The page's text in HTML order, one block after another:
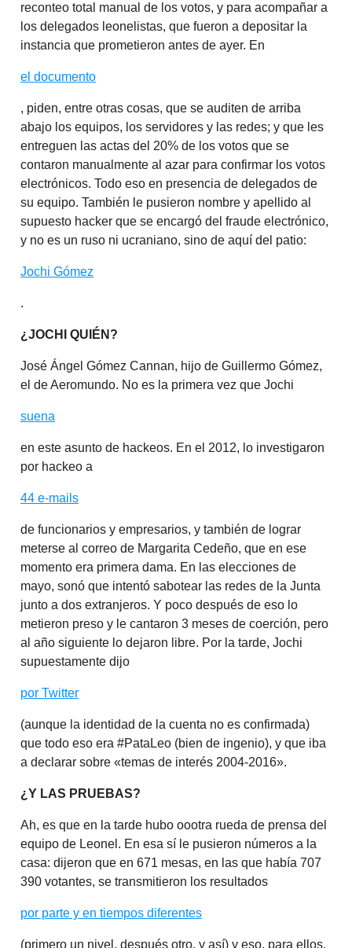
reconteo total manual de los votos, y para acompañar a
los delegados leonelistas, que fueron a depositar la
instancia que prometieron antes de ayer. En
el documento
, piden, entre otras cosas, que se auditen de arriba
abajo los equipos, los servidores y las redes; y que les
entreguen las actas del 20% de los votos que se
contaron manualmente al azar para confirmar los votos
electrónicos. Todo eso en presencia de delegados de
su equipo. También le pusieron nombre y apellido al
supuesto hacker que se encargó del fraude electrónico,
y no es un ruso ni ucraniano, sino de aquí del patio:
Jochi Gómez
.
¿JOCHI QUIÉN?
José Ángel Gómez Cannan, hijo de Guillermo Gómez,
el de Aeromundo. No es la primera vez que Jochi
suena
en este asunto de hackeos. En el 2012, lo investigaron
por hackeo a
44 e-mails
de funcionarios y empresarios, y también de lograr
meterse al correo de Margarita Cedeño, que en ese
momento era primera dama. En las elecciones de
mayo, sonó que intentó sabotear las redes de la Junta
junto a dos extranjeros. Y poco después de eso lo
metieron preso y le cantaron 3 meses de coerción, pero
al año siguiente lo dejaron libre. Por la tarde, Jochi
supuestamente dijo
por Twitter
(aunque la identidad de la cuenta no es confirmada)
que todo eso era #PataLeo (bien de ingenio), y que iba
a declarar sobre «temas de interés 2004-2016».
¿Y LAS PRUEBAS?
Ah, es que en la tarde hubo oootra rueda de prensa del
equipo de Leonel. En esa sí le pusieron números a la
casa: dijeron que en 671 mesas, en las que había 707
390 votantes, se transmitieron los resultados
por parte y en tiempos diferentes
(primero un nivel, después otro, y así) y eso, para ellos,